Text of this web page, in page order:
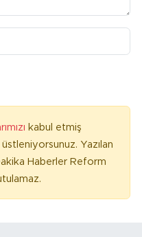
kabul etmiş
Yazılan
Haberler Reform